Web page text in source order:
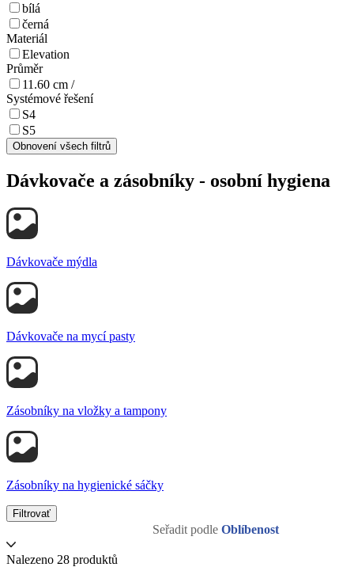
bílá
černá
Materiál
Elevation
Průměr
11.60 cm /
Systémové řešení
S4
S5
Obnovení všech filtrů
Dávkovače a zásobníky - osobní hygiena
Dávkovače mýdla
Dávkovače na mycí pasty
Zásobníky na vložky a tampony
Zásobníky na hygienické sáčky
Filtrovať
Seřadit podle Oblíbenost
Nalezeno 28 produktů